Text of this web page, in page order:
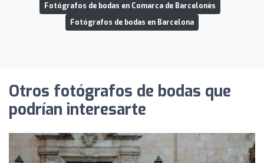
Fotógrafos de bodas en Comarca de Barcelonès
Fotógrafos de bodas en Barcelona
Otros fotógrafos de bodas que
podrían interesarte